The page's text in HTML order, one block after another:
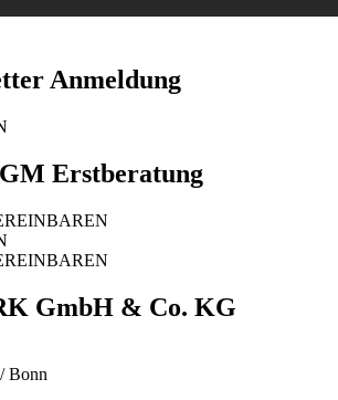
Anmeldung
Erstberatung
GmbH & Co. KG
Bonn